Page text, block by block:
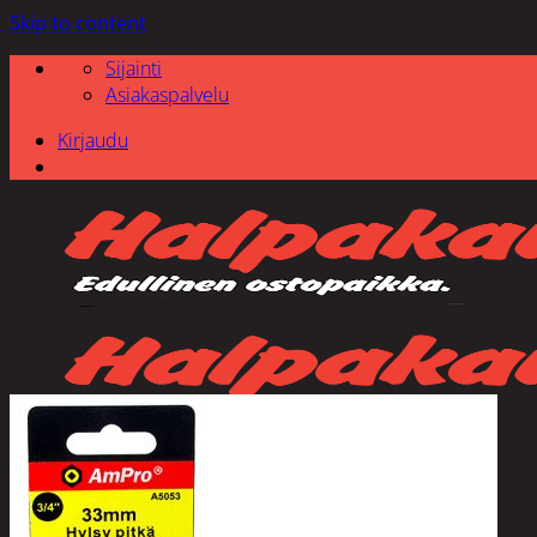
Skip to content
Sijainti
Asiakaspalvelu
Kirjaudu
Etsi: